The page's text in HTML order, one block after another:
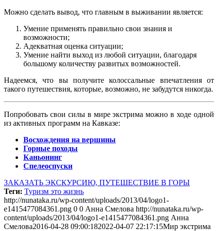
Можно сделать вывод, что главным в выживании является:
Умение применять правильно свои знания и
возможности;
Адекватная оценка ситуации;
Умение найти выход из любой ситуации, благодаря
большому количеству развитых возможностей.
Надеемся, что вы получите колоссальные впечатления от
такого путешествия, которые, возможно, не забудутся никогда.
Попробовать свои силы в мире экстрима можно в ходе одной
из активных программ на Кавказе:
Восхождения на вершины
Горные походы
Каньонинг
Спелеоспуски
ЗАКАЗАТЬ ЭКСКУРСИЮ, ПУТЕШЕСТВИЕ В ГОРЫ
Теги: Туризм это жизнь
http://nunataka.ru/wp-content/uploads/2013/04/logo1-
e1415477084361.png 0 0 Анна Смелова http://nunataka.ru/wp-
content/uploads/2013/04/logo1-e1415477084361.png Анна
Смелова2016-04-28 09:00:182022-04-07 22:17:15Мир экстрима